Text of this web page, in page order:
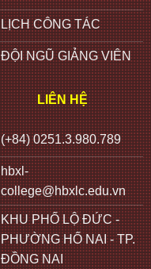
LỊCH CÔNG TÁC
ĐỘI NGŨ GIẢNG VIÊN
LIÊN HỆ
(+84) 0251.3.980.789
hbxl-
college@hbxlc.edu.vn
KHU PHỐ LỘ ĐỨC -
PHƯỜNG HỐ NAI - TP.
ĐỒNG NAI